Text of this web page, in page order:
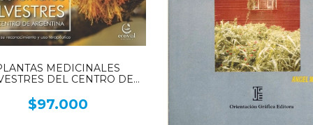
MEDICINALES
DEL CENTRO DE
$97.000